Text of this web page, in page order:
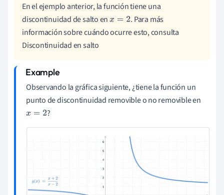
En el ejemplo anterior, la función tiene una
discontinuidad de salto enx= 2
. Para más
información sobre cuándo ocurre esto, consulta
Discontinuidad en salto
Observando la gráfica siguiente, ¿tiene la función un
punto de discontinuidad removible o no removible en
x= 2 ?